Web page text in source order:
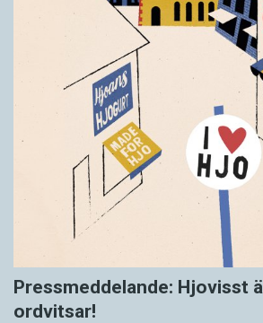
Pressmeddelande: Hjovisst
ordvitsar!